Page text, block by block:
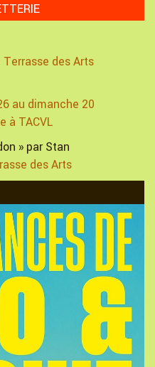
des Arts
au dimanche 20
à TACVL
» par Stan
des Arts